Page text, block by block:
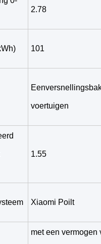
2.78
101
voertuigen
1.55
Xiaomi Poilt
met een vermogen